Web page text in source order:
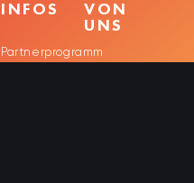
INFOS
Partnerprogramm
VON
UNS